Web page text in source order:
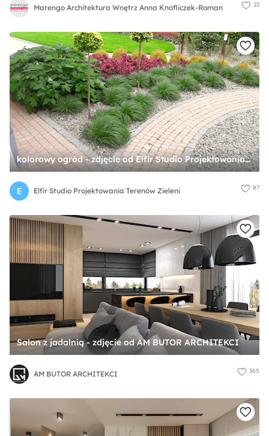
Marengo Architektura Wnętrz Anna Knofliczek-Roman 22
kolorowy ogród - zdjęcie od Elfir Studio Projektowania Terenów Zieleni
E Elfir Studio Projektowania Terenów Zieleni 87
Salon z jadalnią - zdjęcie od AM BUTOR ARCHITEKCI
AM BUTOR ARCHITEKCI 365